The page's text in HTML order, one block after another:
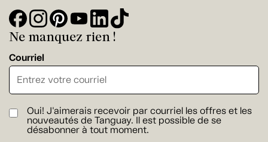
Ne manquez rien !
Courriel
Oui! J'aimerais recevoir par courriel les offres et les
nouveautés de Tanguay. Il est possible de se
désabonner à tout moment.